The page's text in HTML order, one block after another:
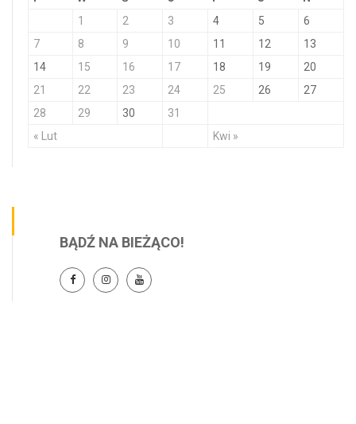
« Lut Kwi »
1 2 3 4 5
6
7
8 9 10 11 12
13
14
15 16 17 18 19
20
21
22 23 24 25 26
27
28
29 30 31
BĄDŹ NA BIEŻĄCO!